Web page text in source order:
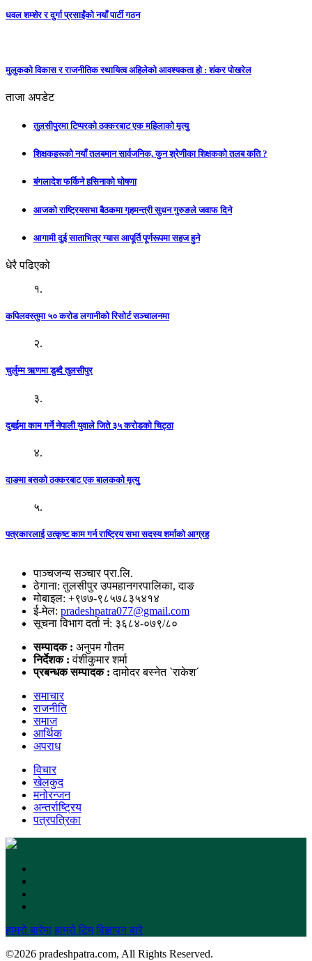
धवल शम्शेर र दुर्गा प्रसाईंको नयाँ पार्टी गठन
मुलुकको विकास र राजनीतिक स्थायित्व अहिलेको आवश्यकता हो : शंकर पोखरेल
ताजा अपडेट
तुलसीपुरमा टिप्परको ठक्करबाट एक महिलाको मृत्यु
शिक्षकहरूको नयाँ तलबमान सार्वजनिक, कुन श्रेणीका शिक्षकको तलब कति ?
बंगलादेश फर्किने हसिनाको घोषणा
आजको राष्ट्रियसभा बैठकमा गृहमन्त्री सुधन गुरुङले जवाफ दिने
आगामी दुई साताभित्र ग्यास आपूर्ति पूर्णरूपमा सहज हुने
धेरै पढिएको
१.
कपिलवस्तुमा ५० करोड लगानीको रिसोर्ट सञ्चालनमा
२.
चुर्लुम्म ऋणमा डुब्दै तुलसीपुर
३.
दुबईमा काम गर्ने नेपाली युवाले जिते ३५ करोडको चिट्ठा
४.
दाङमा बसको ठक्करबाट एक बालकको मृत्यु
५.
पत्रकारलाई उत्कृष्ट काम गर्न राष्ट्रिय सभा सदस्य शर्माको आग्रह
पाञ्चजन्य सञ्चार प्रा.लि.
ठेगाना: तुलसीपुर उपमहानगरपालिका, दाङ
मोबाइल: +९७७-९८५७८३५४१४
ई-मेल: pradeshpatra077@gmail.com
सूचना विभाग दर्ता नं: ३६८४-०७९/८०
सम्पादक : अनुपम गौतम
निर्देशक :वंशीकुमार शर्मा
प्रबन्धक सम्पादक :दामोदर बस्नेत `राकेश´
समाचार
राजनीति
समाज
आर्थिक
अपराध
विचार
खेलकुद
मनोरन्जन
अन्तर्राष्ट्रिय
पत्रपत्रिका
हाम्रो बारेमा हाम्रो टिम विज्ञापन बारे
©2026 pradeshpatra.com, All Rights Reserved.